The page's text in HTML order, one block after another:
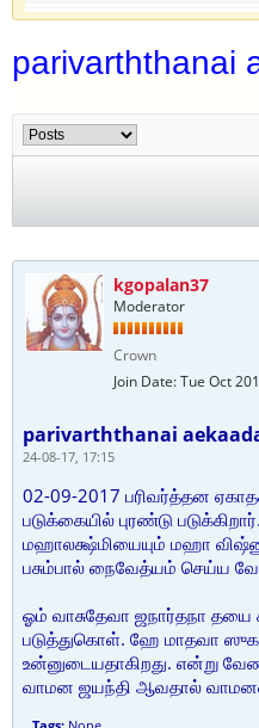
parivarththanai
kgopalan37
Moderator
Crown
Join Date:Tue Oct
parivarththanai
24-08-17, 17:15
02-09-2017 பரிவர்த்தன
படுக்கையில் புரண்டு
மஹாலக்ஷ்மியையும் மஹா
பசும்பால் நைவேத்யம் செய்ய
ஓம் வாசுதேவா ஜநார்தநா தயை
படுத்துகொள். ஹே மாதவா
உன்னுடையதாகிறது. என்று
வாமன ஜயந்தி ஆவதால்